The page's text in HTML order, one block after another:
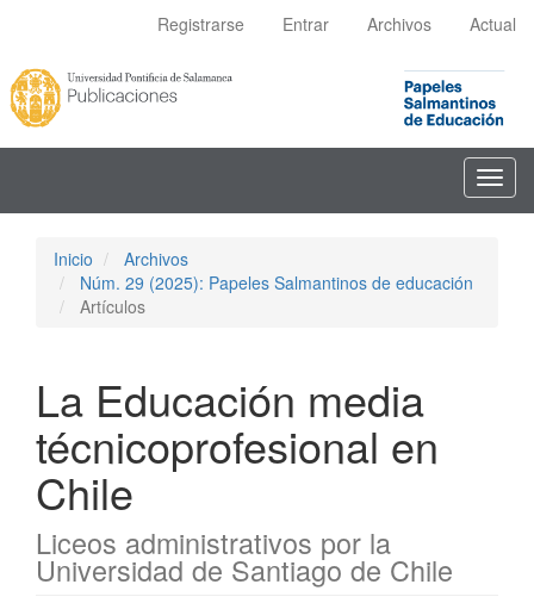
principal
Barra
lateral
Registrarse Entrar Archivos Actual
Inicio
Archivos
Núm. 29 (2025): Papeles Salmantinos de educación
Artículos
La Educación media
técnicoprofesional en
Chile
Liceos administrativos por la
Universidad de Santiago de Chile